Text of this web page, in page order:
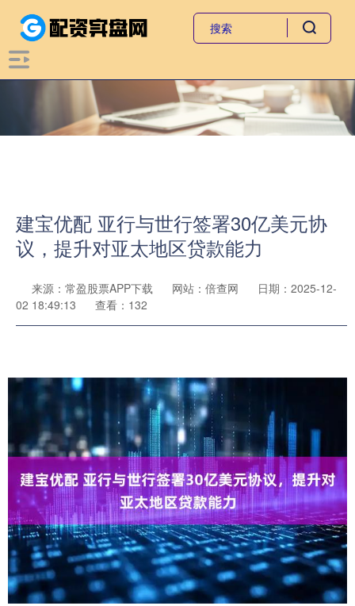
建宝优配 亚行与世行签署30亿美元协
议，提升对亚太地区贷款能力
来源：常盈股票APP下载 网站：倍查网
日期：2025-12-
02 18:49:13
查看：132